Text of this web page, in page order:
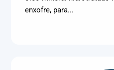
e latas, Energia (geração),
Frigoríficos e abate, Laticínios,
Metalmecânica, Metalurgia e
manutenção industrial, Naval e
enxofre, para...